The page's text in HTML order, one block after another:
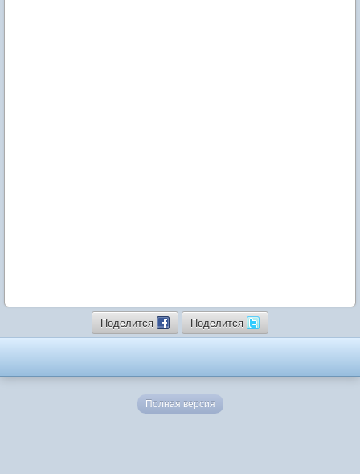
Поделится Поделится
Полная версия